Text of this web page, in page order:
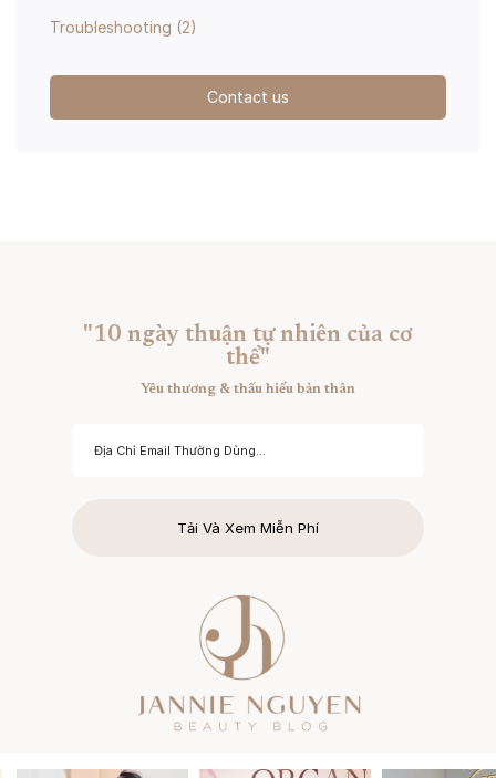
Troubleshooting (2)
Contact us
"10 ngày thuận tự nhiên của cơ
thể"
Yêu thương & thấu hiểu bản thân
Tải Và Xem Miễn Phí